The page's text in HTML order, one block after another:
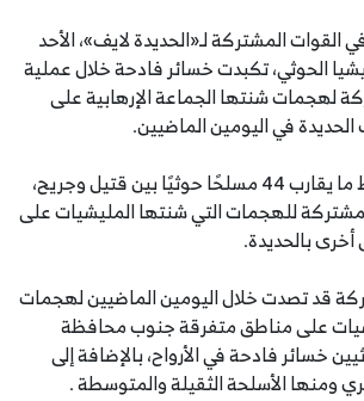
المشتركة لـ«الحديدة لايف»، الأحد
إن مليشيا الحوثي، تكبدت خسائر فادحة خلال عملية
لهجمات شنتها الجماعة الإرهابية على
في اليومين الماضيين.
وأكدت مصادر، سقوط ما يقارب 44 مسلحًا حوثيًا بين قتيل وجريح،
للهجمات التي شنتها المليشيات على
بالحديدة.
قد تصدت خلال اليومين الماضيين لهجمات
على مناطق متفرقة جنوب محافظة
خسائر فادحة في الأرواح، بالإضافة إلى
ومنها الأسلحة الثقيلة والمتوسطة .